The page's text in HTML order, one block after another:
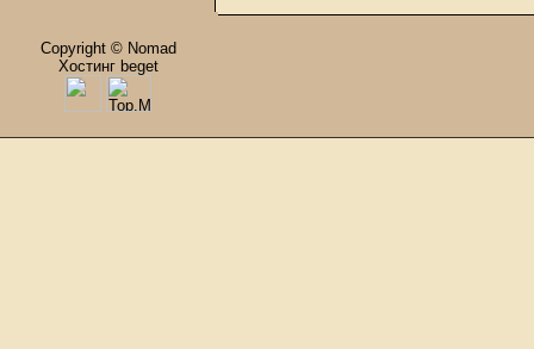
Copyright © Nomad
Хостинг beget